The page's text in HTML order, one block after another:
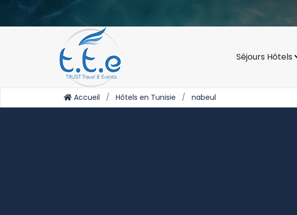
Séjours Hôtels
Accueil Hôtels en Tunisie nabeul